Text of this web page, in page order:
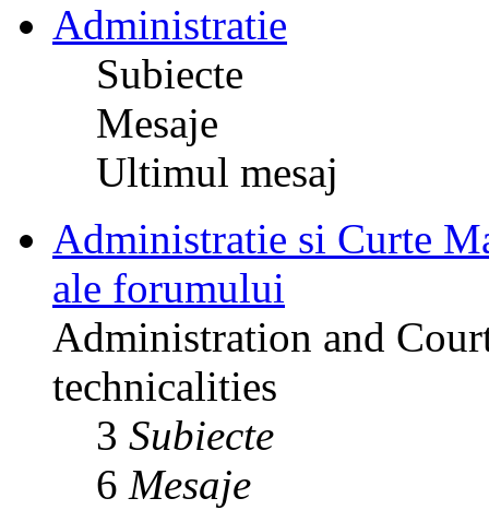
Administratie
Subiecte
Mesaje
Ultimul mesaj
Administratie si Curte
ale forumului
Administration and
technicalities
3 Subiecte
6 Mesaje